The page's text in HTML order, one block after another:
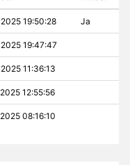
19:50:28 Ja
19:47:47
11:36:13
12:55:56
08:16:10